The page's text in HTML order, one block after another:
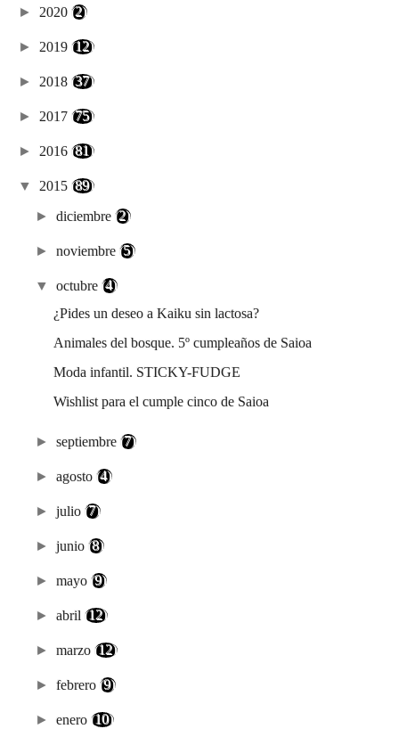
► 2020 (2)
► 2019 (12)
► 2018 (37)
► 2017 (75)
► 2016 (81)
▼ 2015 (89)
►diciembre(2)
►noviembre(5)
▼octubre(4)
¿Pides un deseo a Kaiku sin lactosa?
Animales del bosque. 5º cumpleaños de Saioa
Moda infantil. STICKY-FUDGE
Wishlist para el cumple cinco de Saioa
►septiembre(7)
►agosto(4)
►julio(7)
►junio(8)
►mayo(9)
►abril (12)
►marzo (12)
►febrero(9)
►enero (10)